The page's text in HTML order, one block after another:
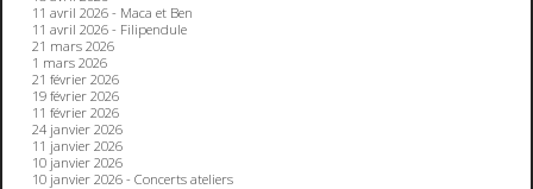
11 avril 2026 - Maca et Ben
11 avril 2026 - Filipendule
21 mars 2026
1 mars 2026
21 février 2026
19 février 2026
11 février 2026
24 janvier 2026
11 janvier 2026
10 janvier 2026
10 janvier 2026 - Concerts ateliers